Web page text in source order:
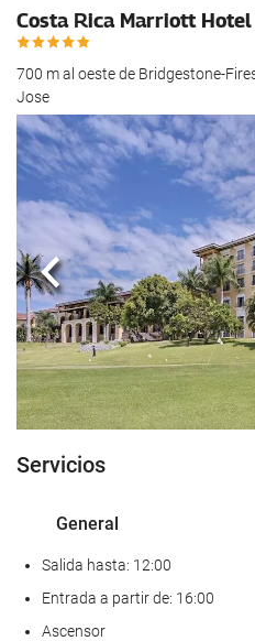
Costa Rica Marriott
700 m al oeste de Bridgestone-
Jose
Anterior
Servicios
General
Salida hasta: 12:00
Entrada a partir de: 16:00
Ascensor